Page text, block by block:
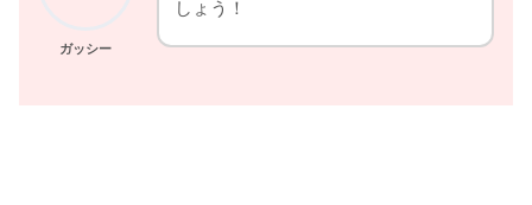
ガッシー
しょう！